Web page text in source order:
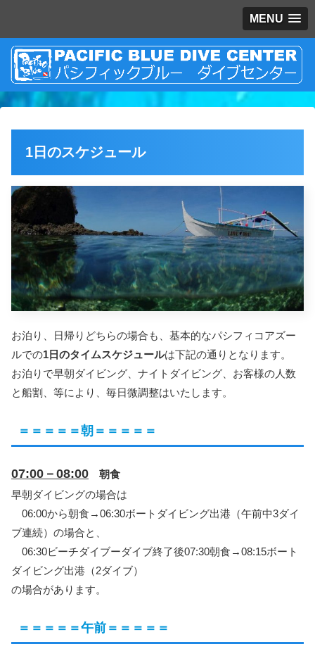
MENU
1日のスケジュール
お泊り、日帰りどちらの場合も、基本的なパシフィコアズー
ルでの1日のタイムスケジュールは下記の通りとなります。
お泊りで早朝ダイビング、ナイトダイビング、お客様の人数
と船割、等により、毎日微調整はいたします。
＝＝＝＝＝朝＝＝＝＝＝
07:00－08:00 朝食
早朝ダイビングの場合は
06:00から朝食→06:30ボートダイビング出港（午前中3ダイ
ブ連続）の場合と、
06:30ビーチダイブーダイブ終了後07:30朝食→08:15ボート
ダイビング出港（2ダイブ）
の場合があります。
＝＝＝＝＝午前＝＝＝＝＝